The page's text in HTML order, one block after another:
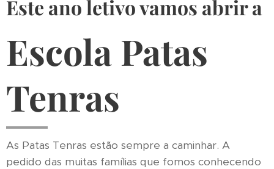
Este ano letivo vamos abrir a
Escola Patas
Tenras
As Patas Tenras estão sempre a caminhar. A
pedido das muitas famílias que fomos conhecendo